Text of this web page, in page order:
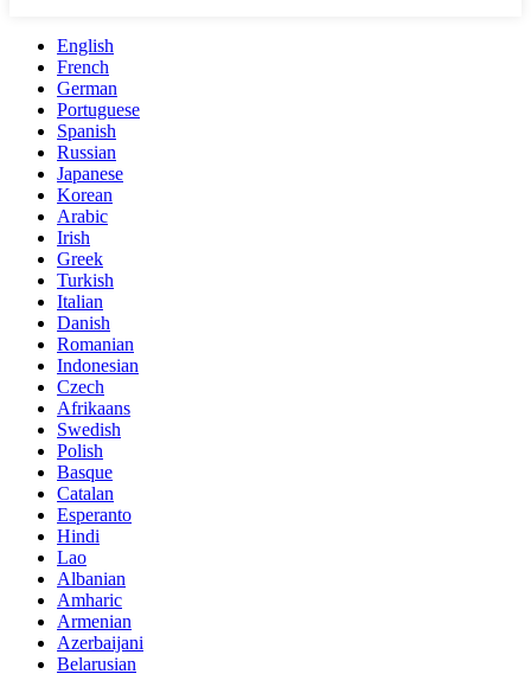
English
French
German
Portuguese
Spanish
Russian
Japanese
Korean
Arabic
Irish
Greek
Turkish
Italian
Danish
Romanian
Indonesian
Czech
Afrikaans
Swedish
Polish
Basque
Catalan
Esperanto
Hindi
Lao
Albanian
Amharic
Armenian
Azerbaijani
Belarusian